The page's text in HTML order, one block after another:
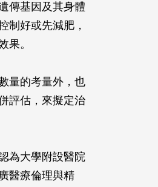
傳基因及其身體
制好或先減肥，
果。
量的考量外，也
評估，來擬定治
為大學附設醫院
醫療倫理與精